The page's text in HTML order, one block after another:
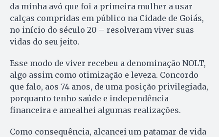
da minha avó que foi a primeira mulher a usar
calças compridas em público na Cidade de Goiás,
no início do século 20 – resolveram viver suas
vidas do seu jeito.
Esse modo de viver recebeu a denominação NOLT,
algo assim como otimização e leveza. Concordo
que falo, aos 74 anos, de uma posição privilegiada,
porquanto tenho saúde e independência
financeira e amealhei algumas realizações.
Como consequência, alcancei um patamar de vida